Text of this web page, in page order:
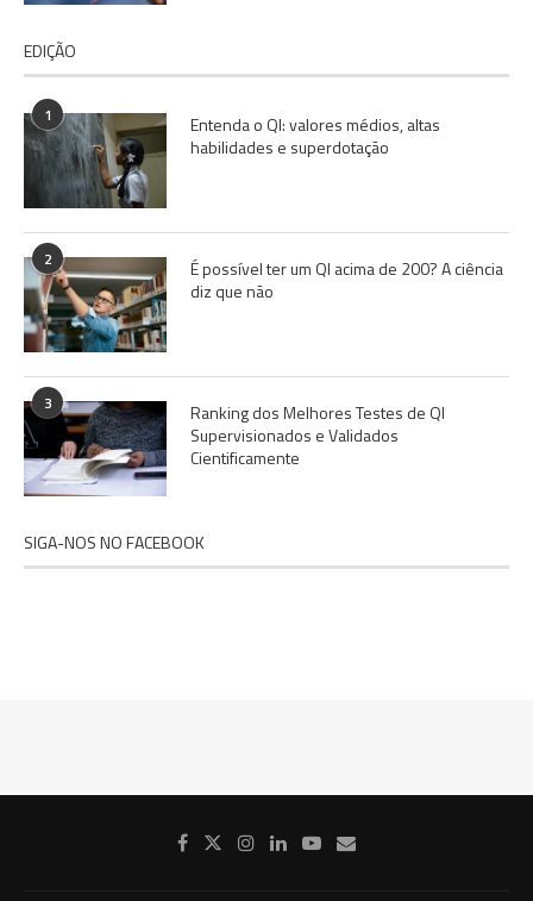
EDIÇÃO
1
Entenda o QI: valores médios, altas
habilidades e superdotação
2
É possível ter um QI acima de 200? A ciência
diz que não
3
Ranking dos Melhores Testes de QI
Supervisionados e Validados
Cientificamente
SIGA-NOS NO FACEBOOK